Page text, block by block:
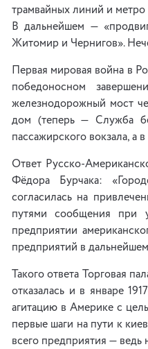
трамвайных линий и
В дальнейшем —
Житомир и Чернигов».
Первая мировая война в
победоносном
железнодорожный мост
дом (теперь — Служба
пассажирского вокзала, а
Ответ Русско-
Фёдора Бурчака:
согласилась на
путями сообщения при
предприятии
предприятий в
Такого ответа Торговая
отказалась и в январе
агитацию в Америке с
первые шаги на пути к
всего предприятия — ведь